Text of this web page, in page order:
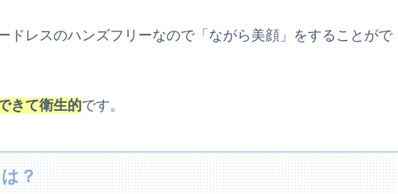
ドレスのハンズフリーなので「ながら美顔」をすることがで
きて衛生的です。
？